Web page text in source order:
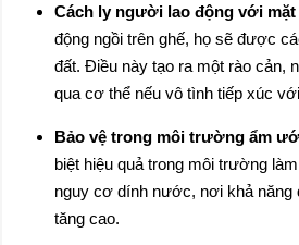
Cách ly người lao động với mặt
động ngồi trên ghế, họ sẽ được
đất. Điều này tạo ra một rào cản,
qua cơ thể nếu vô tình tiếp xúc
Bảo vệ trong môi trường ẩm
biệt hiệu quả trong môi trường
nguy cơ dính nước, nơi khả năng
tăng cao.